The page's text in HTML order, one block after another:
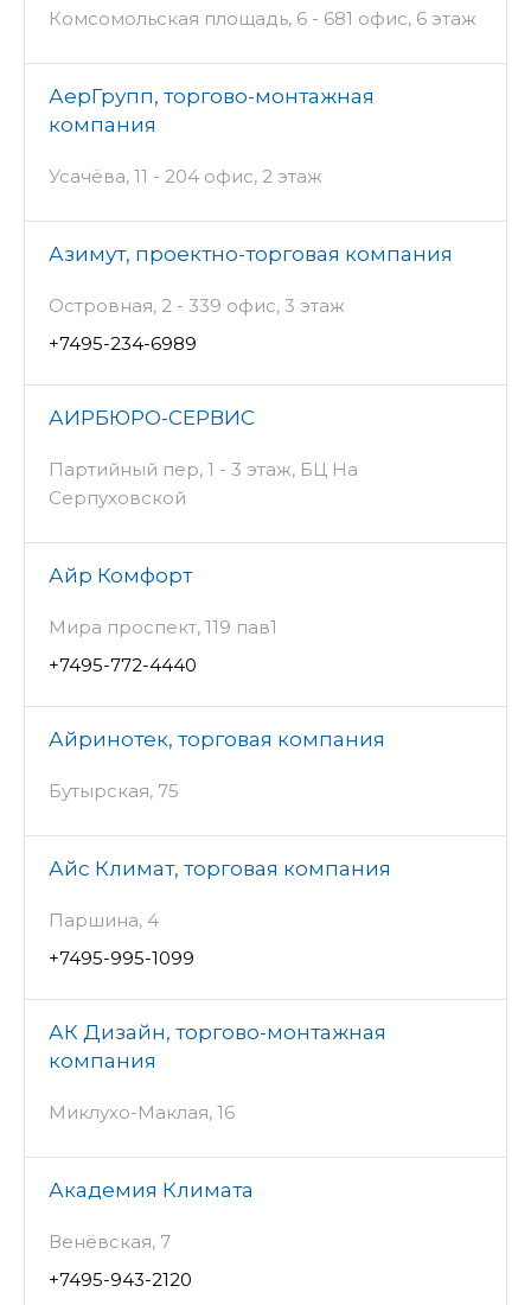
Комсомольская площадь, 6 - 681 офис, 6 этаж
АерГрупп, торгово-монтажная
компания
Усачёва, 11 - 204 офис, 2 этаж
Азимут, проектно-торговая компания
Островная, 2 - 339 офис, 3 этаж
+7495-234-6989
АИРБЮРО-СЕРВИС
Партийный пер, 1 - 3 этаж, БЦ На
Серпуховской
Айр Комфорт
Мира проспект, 119 пав1
+7495-772-4440
Айринотек, торговая компания
Бутырская, 75
Айс Климат, торговая компания
Паршина, 4
+7495-995-1099
АК Дизайн, торгово-монтажная
компания
Миклухо-Маклая, 16
Академия Климата
Венёвская, 7
+7495-943-2120